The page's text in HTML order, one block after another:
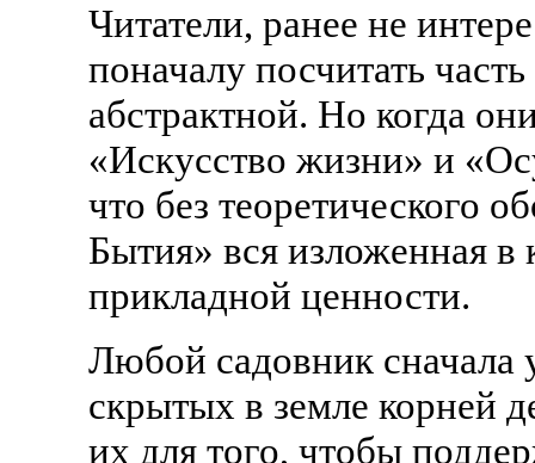
Читатели, ранее не
поначалу посчитать
абстрактной. Но когда
«Искусство жизни» и
что без теоретического
Бытия» вся изложенная
прикладной ценности.
Любой садовник сначала
скрытых в земле корней
их для того, чтобы